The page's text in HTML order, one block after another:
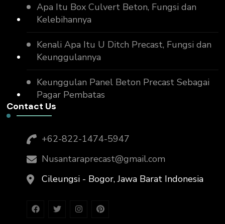
Apa Itu Box Culvert Beton, Fungsi dan
Kelebihannya
Kenali Apa Itu U Ditch Precast, Fungsi dan
Keunggulannya
Keunggulan Panel Beton Precast Sebagai
Pagar Pembatas
Contact Us
+62-822-1474-5947
Nusantaraprecast@gmail.com
Cileungsi - Bogor, Jawa Barat Indonesia